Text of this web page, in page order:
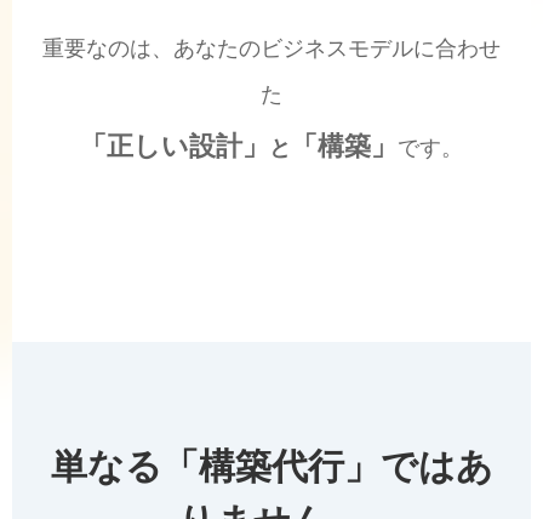
重要なのは、あなたのビジネスモデルに合わせ
た
「正しい設計」 と 「構築」 です。
単なる「構築代行」ではあ